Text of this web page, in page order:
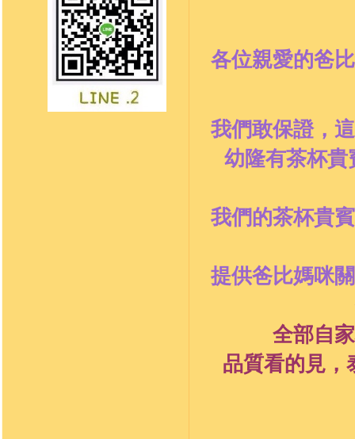
各位親愛的爸
我們敢保證，
幼隆有茶杯貴
我們的茶杯貴
提供爸比媽咪
全部自
品質看的見，